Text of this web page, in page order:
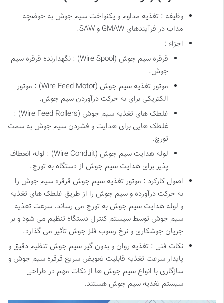
وظیفه : تغذیه مداوم و یکنواخت سیم جوش به حوضچه
مذاب در فرآیندهای GMAW و SAW.
اجزاء :
قرقره سیم جوش (Wire Spool) : نگهدارنده قرقره سیم
جوش.
موتور تغذیه سیم جوش (Wire Feed Motor) : موتور
الکتریکی برای به حرکت درآوردن سیم جوش.
غلطک های تغذیه سیم جوش (Wire Feed Rollers) :
غلطک هایی برای هدایت و فشردن سیم جوش به سمت
تورچ.
لوله هدایت سیم جوش (Wire Conduit) : لوله انعطاف
پذیر برای هدایت سیم جوش از دستگاه به تورچ.
اصول کارکرد : موتور تغذیه سیم جوش قرقره سیم جوش را
به حرکت درآورده و سیم جوش را از طریق غلطک های تغذیه
و لوله هدایت سیم جوش به تورچ می رساند. سرعت تغذیه
سیم جوش توسط سیستم کنترل دستگاه تنظیم می شود و بر
جریان جوشکاری و نرخ رسوب فلز جوش تأثیر می گذارد.
نکات فنی : تغذیه روان و بدون گیر سیم جوش تنظیم دقیق و
پایدار سرعت تغذیه قابلیت تعویض سریع قرقره سیم جوش و
سازگاری با انواع سیم جوش ها از نکات مهم در طراحی
سیستم تغذیه سیم جوش هستند.